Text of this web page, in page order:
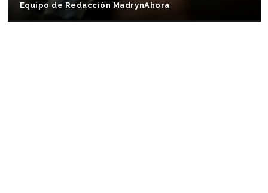
Equipo de Redacción MadrynAhora